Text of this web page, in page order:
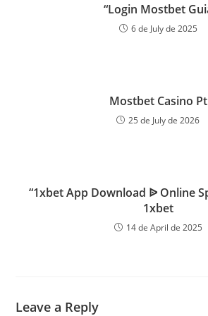
“Login Mostbet
6 de July de 2025
Mostbet Casino Pt
25 de July de 2026
“1xbet App Download ᐉ Online
1xbet
14 de April de 2025
Leave a Reply